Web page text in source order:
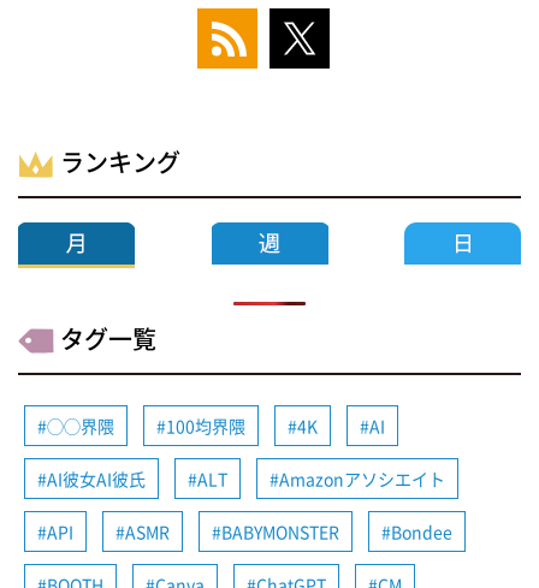
ランキング
タグ一覧
◯◯界隈 100均界隈 4K AI
AI彼女AI彼氏 ALT Amazonアソシエイト
API ASMR BABYMONSTER Bondee